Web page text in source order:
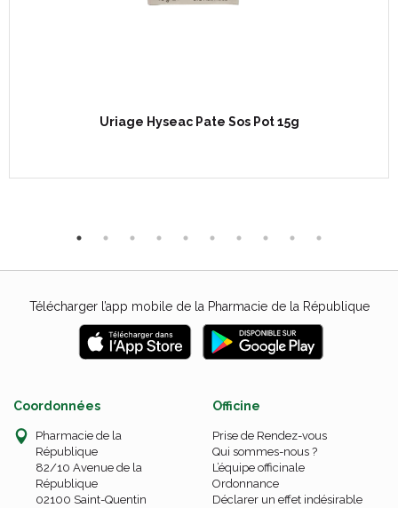
Uriage Hyseac Pate Sos Pot 15g
Télécharger l’app mobile de la Pharmacie de la République
Coordonnées
Pharmacie de la
République
82/10 Avenue de la
République
02100 Saint-Quentin
Officine
Prise de Rendez-vous
Qui sommes-nous ?
L’équipe officinale
Ordonnance
Déclarer un effet indésirable